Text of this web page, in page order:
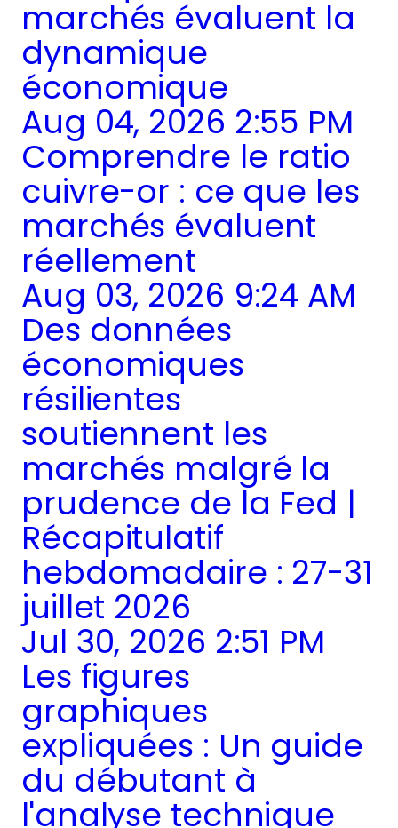
marchés évaluent la
dynamique
économique
Aug 04, 2026 2:55 PM
Comprendre le ratio
cuivre-or : ce que les
marchés évaluent
réellement
Aug 03, 2026 9:24 AM
Des données
économiques
résilientes
soutiennent les
marchés malgré la
prudence de la Fed |
Récapitulatif
hebdomadaire : 27-31
juillet 2026
Jul 30, 2026 2:51 PM
Les figures
graphiques
expliquées : Un guide
du débutant à
l'analyse technique